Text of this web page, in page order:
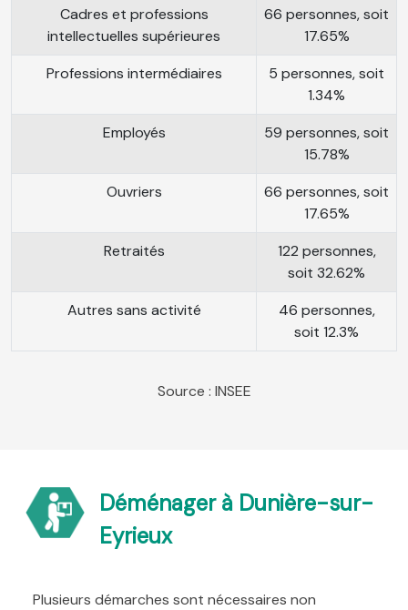
Cadres et professions
intellectuelles supérieures
66 personnes, soit
17.65%
Professions intermédiaires
5 personnes, soit
1.34%
Employés
59 personnes, soit
15.78%
Ouvriers
66 personnes, soit
17.65%
Retraités
122 personnes,
soit 32.62%
Autres sans activité
46 personnes,
soit 12.3%
Source : INSEE
Déménager à Dunière-sur-
Eyrieux
Plusieurs démarches sont nécessaires non